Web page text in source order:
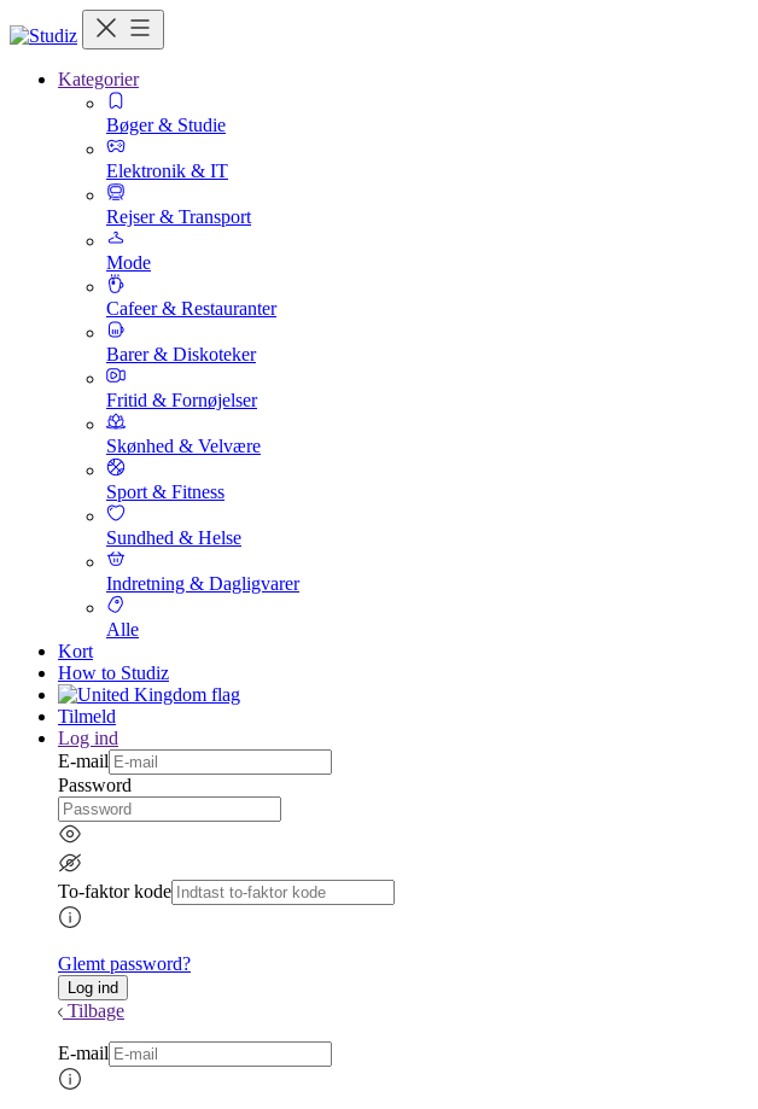
Kategorier
Bøger & Studie
Elektronik & IT
Rejser & Transport
Mode
Cafeer & Restauranter
Barer & Diskoteker
Fritid & Fornøjelser
Skønhed & Velvære
Sport & Fitness
Sundhed & Helse
Indretning & Dagligvarer
Alle
Kort
How to Studiz
Tilmeld
Log ind
E-mail
Password
To-faktor kode
Glemt password?
Tilbage
E-mail